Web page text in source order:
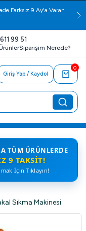
Farksız 9 Ay'a Varan
99 51
Siparişim Nerede?
Giriş Yap / Kaydol
0
TÜM ÜRÜNLERDE
9 TAKSIT!
İçin Tıklayın!
Sıkma Makinesi